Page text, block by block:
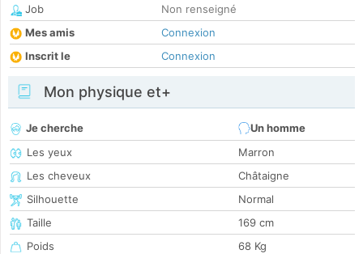
Job
Non renseigné
Mes amis
Connexion
Inscrit le
Connexion
Mon physique et+
Je cherche
Un homme
Les yeux
Marron
Les cheveux
Châtaigne
Silhouette
Normal
Taille
169 cm
Poids
68 Kg